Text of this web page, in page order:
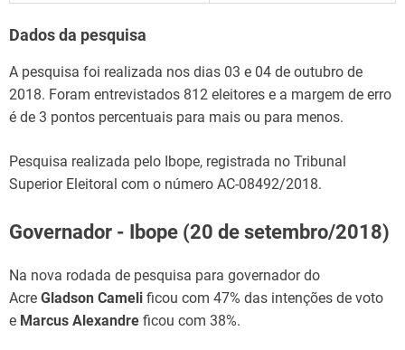
Dados da pesquisa
A pesquisa foi realizada nos dias 03 e 04 de outubro de
2018. Foram entrevistados 812 eleitores e a margem de erro
é de 3 pontos percentuais para mais ou para menos.
Pesquisa realizada pelo Ibope, registrada no Tribunal
Superior Eleitoral com o número AC-08492/2018.
Governador - Ibope (20 de setembro/2018)
Na nova rodada de pesquisa para governador do
Acre Gladson Cameli ficou com 47% das intenções de voto
e Marcus Alexandre ficou com 38%.